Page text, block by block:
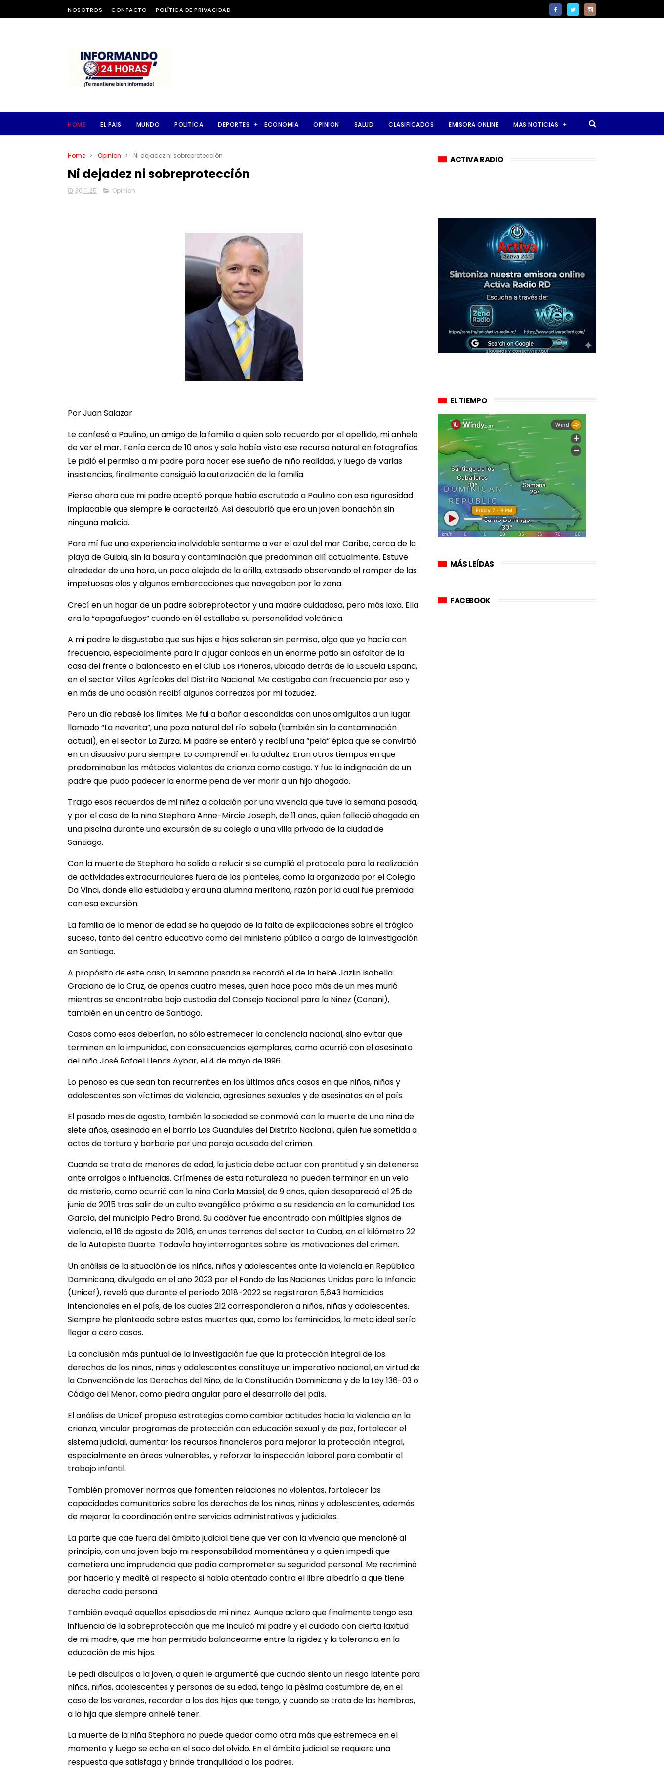
NOSOTROS CONTACTO POLÍTICA DE PRIVACIDAD
HOME EL PAIS MUNDO POLITICA DEPORTES ECONOMIA OPINION SALUD CLASIFICADOS EMISORA ONLINE MAS NOTICIAS
Home > Opinion > Ni dejadez ni sobreprotección
Ni dejadez ni sobreprotección
30.11.25 Opinion
Por Juan Salazar
Le confesé a Paulino, un amigo de la familia a quien solo recuerdo por el apellido, mi anhelo
de ver el mar. Tenía cerca de 10 años y solo había visto ese recurso natural en fotografías.
Le pidió el permiso a mi padre para hacer ese sueño de niño realidad, y luego de varias
insistencias, finalmente consiguió la autorización de la familia.
Pienso ahora que mi padre aceptó porque había escrutado a Paulino con esa rigurosidad
implacable que siempre le caracterizó. Así descubrió que era un joven bonachón sin
ninguna malicia.
Para mí fue una experiencia inolvidable sentarme a ver el azul del mar Caribe, cerca de la
playa de Güibia, sin la basura y contaminación que predominan allí actualmente. Estuve
alrededor de una hora, un poco alejado de la orilla, extasiado observando el romper de las
impetuosas olas y algunas embarcaciones que navegaban por la zona.
Crecí en un hogar de un padre sobreprotector y una madre cuidadosa, pero más laxa. Ella
era la “apagafuegos” cuando en él estallaba su personalidad volcánica.
A mi padre le disgustaba que sus hijos e hijas salieran sin permiso, algo que yo hacía con
frecuencia, especialmente para ir a jugar canicas en un enorme patio sin asfaltar de la
casa del frente o baloncesto en el Club Los Pioneros, ubicado detrás de la Escuela España,
en el sector Villas Agrícolas del Distrito Nacional. Me castigaba con frecuencia por eso y
en más de una ocasión recibí algunos correazos por mi tozudez.
Pero un día rebasé los límites. Me fui a bañar a escondidas con unos amiguitos a un lugar
llamado “La neverita”, una poza natural del río Isabela (también sin la contaminación
actual), en el sector La Zurza. Mi padre se enteró y recibí una “pela” épica que se convirtió
en un disuasivo para siempre. Lo comprendí en la adultez. Eran otros tiempos en que
predominaban los métodos violentos de crianza como castigo. Y fue la indignación de un
padre que pudo padecer la enorme pena de ver morir a un hijo ahogado.
Traigo esos recuerdos de mi niñez a colación por una vivencia que tuve la semana pasada,
y por el caso de la niña Stephora Anne-Mircie Joseph, de 11 años, quien falleció ahogada en
una piscina durante una excursión de su colegio a una villa privada de la ciudad de
Santiago.
Con la muerte de Stephora ha salido a relucir si se cumplió el protocolo para la realización
de actividades extracurriculares fuera de los planteles, como la organizada por el Colegio
Da Vinci, donde ella estudiaba y era una alumna meritoria, razón por la cual fue premiada
con esa excursión.
La familia de la menor de edad se ha quejado de la falta de explicaciones sobre el trágico
suceso, tanto del centro educativo como del ministerio público a cargo de la investigación
en Santiago.
A propósito de este caso, la semana pasada se recordó el de la bebé Jazlin Isabella
Graciano de la Cruz, de apenas cuatro meses, quien hace poco más de un mes murió
mientras se encontraba bajo custodia del Consejo Nacional para la Niñez (Conani),
también en un centro de Santiago.
Casos como esos deberían, no sólo estremecer la conciencia nacional, sino evitar que
terminen en la impunidad, con consecuencias ejemplares, como ocurrió con el asesinato
del niño José Rafael Llenas Aybar, el 4 de mayo de 1996.
Lo penoso es que sean tan recurrentes en los últimos años casos en que niños, niñas y
adolescentes son víctimas de violencia, agresiones sexuales y de asesinatos en el país.
El pasado mes de agosto, también la sociedad se conmovió con la muerte de una niña de
siete años, asesinada en el barrio Los Guandules del Distrito Nacional, quien fue sometida a
actos de tortura y barbarie por una pareja acusada del crimen.
Cuando se trata de menores de edad, la justicia debe actuar con prontitud y sin detenerse
ante arraigos o influencias. Crímenes de esta naturaleza no pueden terminar en un velo
de misterio, como ocurrió con la niña Carla Massiel, de 9 años, quien desapareció el 25 de
junio de 2015 tras salir de un culto evangélico próximo a su residencia en la comunidad Los
García, del municipio Pedro Brand. Su cadáver fue encontrado con múltiples signos de
violencia, el 16 de agosto de 2016, en unos terrenos del sector La Cuaba, en el kilómetro 22
de la Autopista Duarte. Todavía hay interrogantes sobre las motivaciones del crimen.
Un análisis de la situación de los niños, niñas y adolescentes ante la violencia en República
Dominicana, divulgado en el año 2023 por el Fondo de las Naciones Unidas para la Infancia
(Unicef), reveló que durante el período 2018-2022 se registraron 5,643 homicidios
intencionales en el país, de los cuales 212 correspondieron a niños, niñas y adolescentes.
Siempre he planteado sobre estas muertes que, como los feminicidios, la meta ideal sería
llegar a cero casos.
La conclusión más puntual de la investigación fue que la protección integral de los
derechos de los niños, niñas y adolescentes constituye un imperativo nacional, en virtud de
la Convención de los Derechos del Niño, de la Constitución Dominicana y de la Ley 136-03 o
Código del Menor, como piedra angular para el desarrollo del país.
El análisis de Unicef propuso estrategias como cambiar actitudes hacia la violencia en la
crianza, vincular programas de protección con educación sexual y de paz, fortalecer el
sistema judicial, aumentar los recursos financieros para mejorar la protección integral,
especialmente en áreas vulnerables, y reforzar la inspección laboral para combatir el
trabajo infantil.
También promover normas que fomenten relaciones no violentas, fortalecer las
capacidades comunitarias sobre los derechos de los niños, niñas y adolescentes, además
de mejorar la coordinación entre servicios administrativos y judiciales.
La parte que cae fuera del ámbito judicial tiene que ver con la vivencia que mencioné al
principio, con una joven bajo mi responsabilidad momentánea y a quien impedí que
cometiera una imprudencia que podía comprometer su seguridad personal. Me recriminó
por hacerlo y medité al respecto si había atentado contra el libre albedrío a que tiene
derecho cada persona.
También evoqué aquellos episodios de mi niñez. Aunque aclaro que finalmente tengo esa
influencia de la sobreprotección que me inculcó mi padre y el cuidado con cierta laxitud
de mi madre, que me han permitido balancearme entre la rigidez y la tolerancia en la
educación de mis hijos.
Le pedí disculpas a la joven, a quien le argumenté que cuando siento un riesgo latente para
niños, niñas, adolescentes y personas de su edad, tengo la pésima costumbre de, en el
caso de los varones, recordar a los dos hijos que tengo, y cuando se trata de las hembras,
a la hija que siempre anhelé tener.
La muerte de la niña Stephora no puede quedar como otra más que estremece en el
momento y luego se echa en el saco del olvido. En el ámbito judicial se requiere una
respuesta que satisfaga y brinde tranquilidad a los padres.
ACTIVA RADIO
EL TIEMPO
MÁS LEÍDAS
FACEBOOK